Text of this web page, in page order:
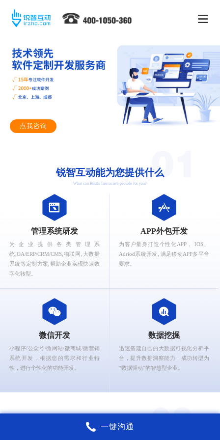
点我咨询
锐智互动能为您提供什么
What can Ruizhi Interactive provide for you?
管理系统研发
为企业提供各类管理系
统,OA/ERP/CRM/CMS,物联网,大数据
系统等定制方案,帮助企业实现快速数
字化转型。
APP外包开发
为客户量身打造个性化APP， IOS、
Adriod系统开发, 满足移动APP多平台
要求。
微信开发
小程序/公众号/微网站/微商城/微营销
系统开发，根据您的需求和行业特
性，进行个性化的功能开发。
数据挖掘
迅速搭建自己的大数据可视化分析平
台，提升数据洞察能力，成功转型为
“数据驱动”的智慧型企业。
锐智互动核心能力
一键沟通